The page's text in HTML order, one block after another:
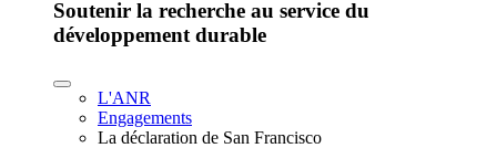
Soutenir la recherche au service du
développement durable
L'ANR
Engagements
La déclaration de San Francisco